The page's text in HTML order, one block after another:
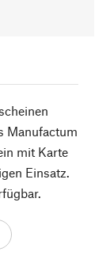
Manufactum
mit Karte
Einsatz.